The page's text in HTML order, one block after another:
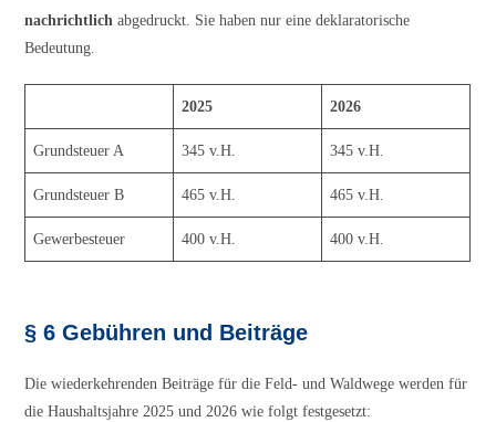
nachrichtlich abgedruckt. Sie haben nur eine deklaratorische
Bedeutung.
2025 2026
Grundsteuer A 345 v.H. 345 v.H.
Grundsteuer B 465 v.H. 465 v.H.
Gewerbesteuer 400 v.H. 400 v.H.
§ 6 Gebühren und Beiträge
Die wiederkehrenden Beiträge für die Feld- und Waldwege werden für
die Haushaltsjahre 2025 und 2026 wie folgt festgesetzt: